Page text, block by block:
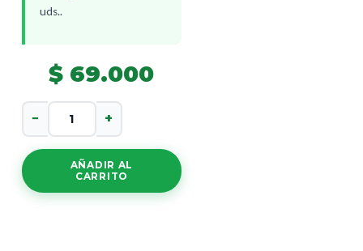
uds..
$ 69.000
Collagen
Peptidos
1500Mg
cantidad
− +
AÑADIR AL
CARRITO